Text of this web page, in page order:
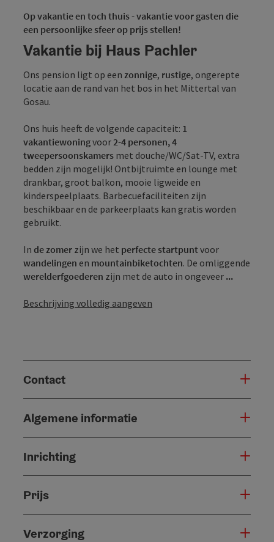
Op vakantie en toch thuis - vakantie voor gasten die
een persoonlijke sfeer op prijs stellen!
Vakantie bij Haus Pachler
Ons pension ligt op een zonnige, rustige, ongerepte
locatie aan de rand van het bos in het Mittertal van
Gosau.
Ons huis heeft de volgende capaciteit: 1
vakantiewoningvoor 2-4 personen,4
tweepersoonskamers met douche/WC/Sat-TV, extra
bedden zijn mogelijk! Ontbijtruimte en lounge met
drankbar, groot balkon, mooie ligweide en
kinderspeelplaats. Barbecuefaciliteiten zijn
beschikbaar en de parkeerplaats kan gratis worden
gebruikt.
In de zomer zijn we het perfecte startpuntvoor
wandelingen en mountainbiketochten. De omliggende
werelderfgoederen zijn met de auto in ongeveer ...
Beschrijving volledig aangeven
Contact
Algemene informatie
Inrichting
Prijs
Verzorging